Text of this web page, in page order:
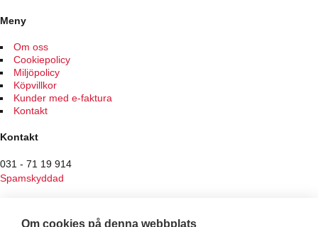
Om cookies på denna webbplats
Meny
Om oss
Cookiepolicy
Miljöpolicy
Köpvillkor
Kunder med e-faktura
Kontakt
Kontakt
031 - 71 19 914
Spamskyddad